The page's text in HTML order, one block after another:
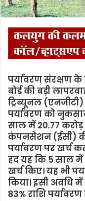
पर्यावरण संरक्षण के
बोर्ड की बड़ी
ट्रिब्यूनल
पर्यावरण को
साल में 20.77
कंपनसेशन (ईसी) की
पर्यावरण पर खर्च
हद यह कि 5 साल में
खर्च किए। यह भी
किया। इसी अवधि
83% राशि